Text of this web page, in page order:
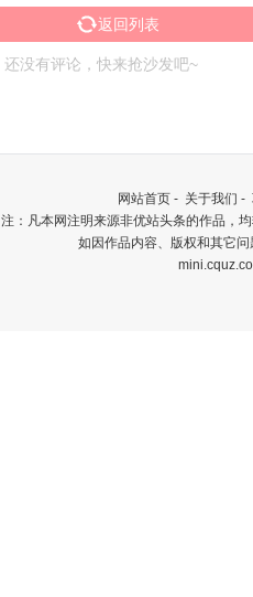
返回列表
还没有评论，快来抢沙发吧~
网站首页- 关于我们 -
注：凡本网注明来源非优站头条的作品，
如因作品内容、版权和其它